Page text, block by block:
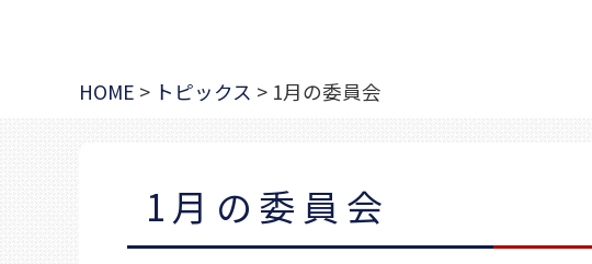
HOME > トピックス > 1月の委員会
1月の委員会